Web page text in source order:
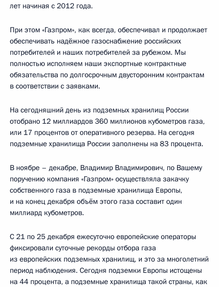
лет начиная с 2012 года.
При этом «Газпром», как всегда, обеспечивал и продолжает
обеспечивать надёжное газоснабжение российских
потребителей и наших потребителей за рубежом. Мы
полностью исполняем наши экспортные контрактные
обязательства по долгосрочным двусторонним контрактам
в соответствии с заявками.
На сегодняшний день из подземных хранилищ России
отобрано 12 миллиардов 360 миллионов кубометров газа,
или 17 процентов от оперативного резерва. На сегодня
подземные хранилища России заполнены на 83 процента.
В ноябре – декабре, Владимир Владимирович, по Вашему
поручению компания «Газпром» осуществляла закачку
собственного газа в подземные хранилища Европы,
и на конец декабря объём этого газа составит один
миллиард кубометров.
С 21 по 25 декабря ежесуточно европейские операторы
фиксировали суточные рекорды отбора газа
из европейских подземных хранилищ, и это за многолетний
период наблюдения. Сегодня подземки Европы истощены
на 44 процента, а подземные хранилища такой страны, как